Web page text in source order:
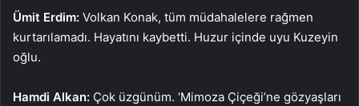
Ümit Erdim: Volkan Konak, tüm müdahalelere rağmen
kurtarılamadı. Hayatını kaybetti. Huzur içinde uyu Kuzeyin
oğlu.
Hamdi Alkan: Çok üzgünüm. ‘Mimoza Çiçeği’ne gözyaşları